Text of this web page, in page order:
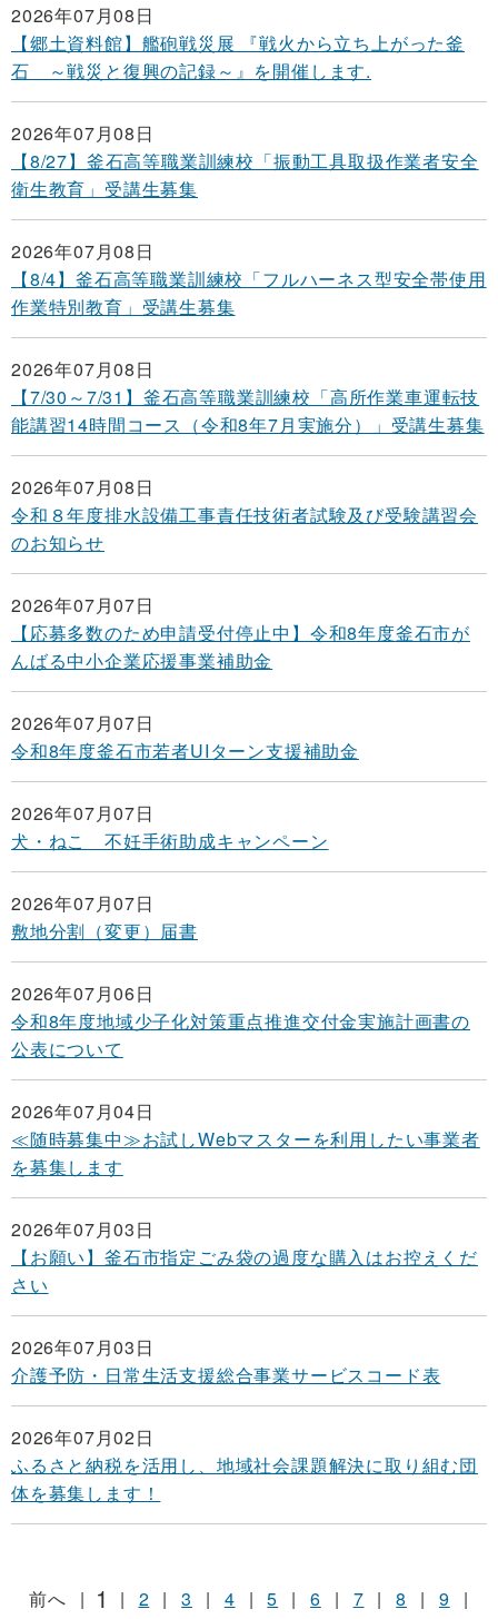
2026年07月08日
【郷土資料館】艦砲戦災展 『戦火から立ち上がった釜
石 ～戦災と復興の記録～』を開催します.
2026年07月08日
【8/27】釜石高等職業訓練校「振動工具取扱作業者安全
衛生教育」受講生募集
2026年07月08日
【8/4】釜石高等職業訓練校「フルハーネス型安全帯使用
作業特別教育」受講生募集
2026年07月08日
【7/30～7/31】釜石高等職業訓練校「高所作業車運転技
能講習14時間コース（令和8年7月実施分）」受講生募集
2026年07月08日
令和８年度排水設備工事責任技術者試験及び受験講習会
のお知らせ
2026年07月07日
【応募多数のため申請受付停止中】令和8年度釜石市が
んばる中小企業応援事業補助金
2026年07月07日
令和8年度釜石市若者UIターン支援補助金
2026年07月07日
犬・ねこ 不妊手術助成キャンペーン
2026年07月07日
敷地分割（変更）届書
2026年07月06日
令和8年度地域少子化対策重点推進交付金実施計画書の
公表について
2026年07月04日
≪随時募集中≫お試しWebマスターを利用したい事業者
を募集します
2026年07月03日
【お願い】釜石市指定ごみ袋の過度な購入はお控えくだ
さい
2026年07月03日
介護予防・日常生活支援総合事業サービスコード表
2026年07月02日
ふるさと納税を活用し、地域社会課題解決に取り組む団
体を募集します！
前へ | 1 | 2 | 3 | 4 | 5 | 6 | 7 | 8 | 9
|